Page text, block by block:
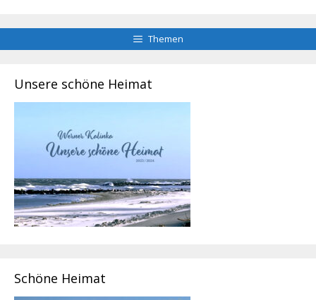
Themen
Unsere schöne Heimat
Schöne Heimat